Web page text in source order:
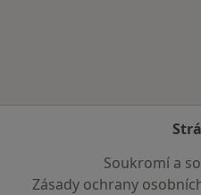
Soukromí a
Zásady ochrany